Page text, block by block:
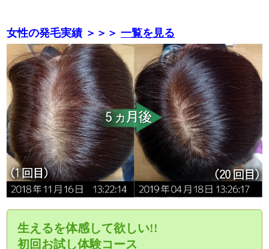
女性の発毛実績 ＞＞＞ 一覧を見る
生えるを体感して欲しい!!
初回お試し体験コース